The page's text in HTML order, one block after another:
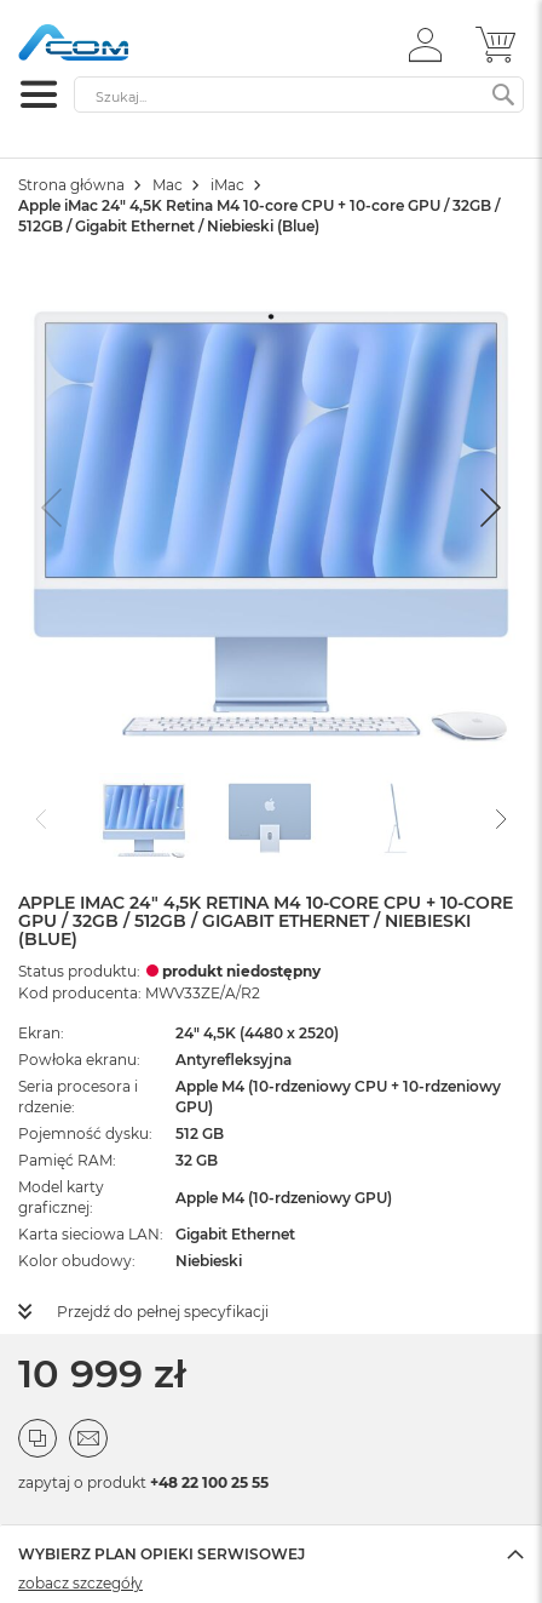
ZALOGUJ
SIĘ
Szukaj
Strona główna Mac
iMac
Apple iMac 24" 4,5K Retina M4 10-core CPU + 10-core GPU / 32GB /
512GB / Gigabit Ethernet / Niebieski (Blue)
APPLE IMAC 24" 4,5K RETINA M4 10-CORE CPU + 10-CORE
GPU / 32GB / 512GB / GIGABIT ETHERNET / NIEBIESKI
(BLUE)
Status produktu:
produkt niedostępny
Kod producenta: MWV33ZE/A/R2
Ekran
24" 4,5K (4480 x 2520)
Powłoka ekranu
Antyrefleksyjna
Seria procesora i
rdzenie
Apple M4 (10-rdzeniowy CPU + 10-rdzeniowy
GPU)
Pojemność dysku
512 GB
Pamięć RAM
32 GB
Model karty
graficznej
Apple M4 (10-rdzeniowy GPU)
Karta sieciowa LAN
Gigabit Ethernet
Kolor obudowy
Niebieski
Przejdź do pełnej specyfikacji
10 999 zł
zapytaj o produkt +48 22 100 25 55
WYBIERZ PLAN OPIEKI SERWISOWEJ
zobacz szczegóły